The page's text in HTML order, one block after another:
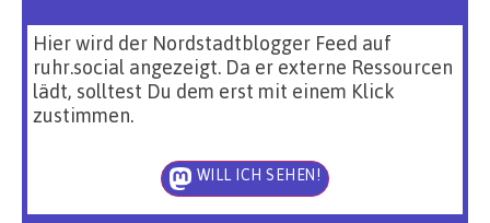
Hier wird der Nordstadtblogger Feed auf
ruhr.social angezeigt. Da er externe Ressourcen
lädt, solltest Du dem erst mit einem Klick
zustimmen.
WILL ICH SEHEN!